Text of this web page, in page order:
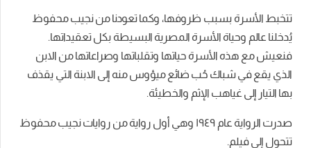
تتخبط الأسرة بسبب ظروفها، وكما تعودنا من نجيب محفوظ
يُدخلنا عالم وحياة الأسرة المصرية البسيطة بكل تعقيداتها.
فنعيش مع هذه الأسرة حياتها وتقلباتها وصراعاتها من الابن
الذي يقع في شباك حُب ضائع ميؤوس منه إلى الابنة التي يقذف
بها التيار إلى غياهب الإثم والخطيئة.
صدرت الرواية عام ١٩٤٩ وهي أول رواية من روايات نجيب محفوظ
تتحول إلى فيلم.